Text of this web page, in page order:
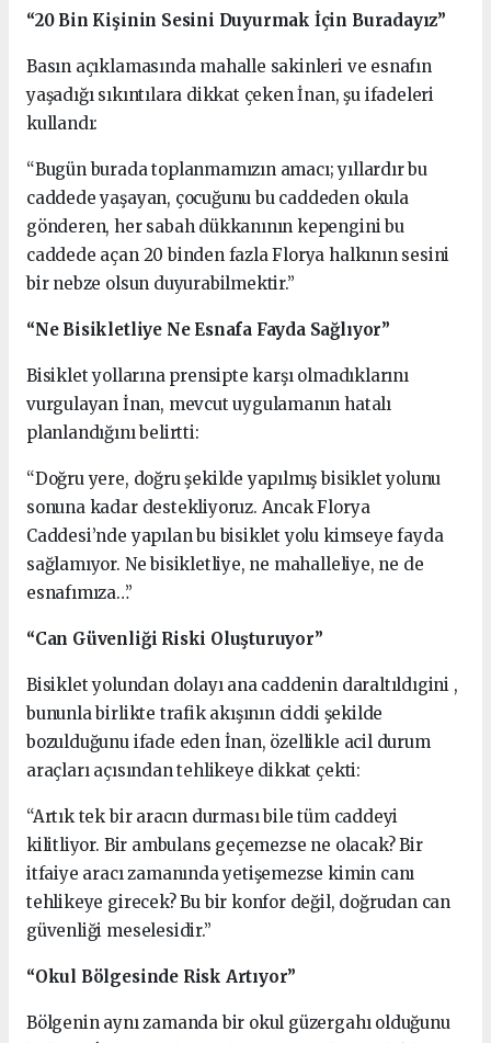
“20 Bin Kişinin Sesini Duyurmak İçin Buradayız”
Basın açıklamasında mahalle sakinleri ve esnafın
yaşadığı sıkıntılara dikkat çeken İnan, şu ifadeleri
kullandı:
“Bugün burada toplanmamızın amacı; yıllardır bu
caddede yaşayan, çocuğunu bu caddeden okula
gönderen, her sabah dükkanının kepengini bu
caddede açan 20 binden fazla Florya halkının sesini
bir nebze olsun duyurabilmektir.”
“Ne Bisikletliye Ne Esnafa Fayda Sağlıyor”
Bisiklet yollarına prensipte karşı olmadıklarını
vurgulayan İnan, mevcut uygulamanın hatalı
planlandığını belirtti:
“Doğru yere, doğru şekilde yapılmış bisiklet yolunu
sonuna kadar destekliyoruz. Ancak Florya
Caddesi’nde yapılan bu bisiklet yolu kimseye fayda
sağlamıyor. Ne bisikletliye, ne mahalleliye, ne de
esnafımıza…”
“Can Güvenliği Riski Oluşturuyor”
Bisiklet yolundan dolayı ana caddenin daraltıldıgini ,
bununla birlikte trafik akışının ciddi şekilde
bozulduğunu ifade eden İnan, özellikle acil durum
araçları açısından tehlikeye dikkat çekti:
“Artık tek bir aracın durması bile tüm caddeyi
kilitliyor. Bir ambulans geçemezse ne olacak? Bir
itfaiye aracı zamanında yetişemezse kimin canı
tehlikeye girecek? Bu bir konfor değil, doğrudan can
güvenliği meselesidir.”
“Okul Bölgesinde Risk Artıyor”
Bölgenin aynı zamanda bir okul güzergahı olduğunu